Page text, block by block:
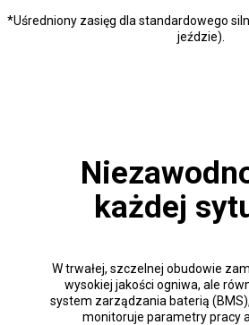
*Uśredniony zasięg dla standardowego
jeździe).
każdej
W trwałej, szczelnej obudowie
wysokiej jakości ogniwa, ale
system zarządzania baterią
monitoruje parametry pracy